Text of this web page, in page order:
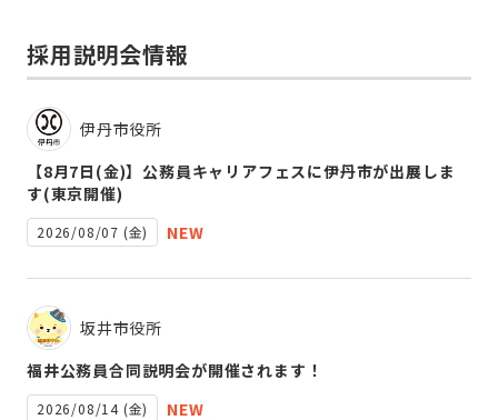
採用説明会情報
伊丹市役所
【8月7日(金)】公務員キャリアフェスに伊丹市が出展しま
す(東京開催)
2026/08/07 (金) NEW
坂井市役所
福井公務員合同説明会が開催されます！
2026/08/14 (金) NEW